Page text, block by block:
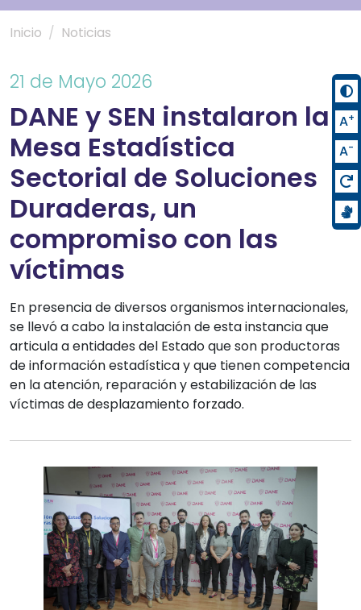
Inicio Noticias
21 de Mayo 2026
DANE y SEN instalaron la
Mesa Estadística
Sectorial de Soluciones
Duraderas, un
compromiso con las
víctimas
En presencia de diversos organismos internacionales,
se llevó a cabo la instalación de esta instancia que
articula a entidades del Estado que son productoras
de información estadística y que tienen competencia
en la atención, reparación y estabilización de las
víctimas de desplazamiento forzado.
A+
A-